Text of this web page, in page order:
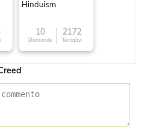
Hinduism
10
Domande
2172
Tentativi